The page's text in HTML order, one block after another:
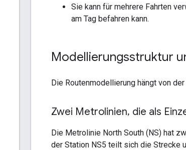
Sie kann für mehrere Fahrten
am Tag befahren kann.
Modellierungsstruktur
Die Routenmodellierung hängt von
Zwei Metrolinien, die als
Die Metrolinie North South (NS) hat
der Station NS5 teilt sich die Strecke